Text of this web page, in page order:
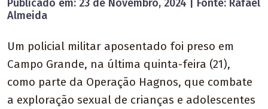
Publicado em: 23 de Novembro, 2024 | Fonte: Rafael
Almeida
Um policial militar aposentado foi preso em
Campo Grande, na última quinta-feira (21),
como parte da Operação Hagnos, que combate
a exploração sexual de crianças e adolescentes